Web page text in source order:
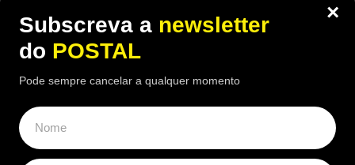
NACIONAL
Milhares sem água: vai haver cortes de
água prolongados em Portugal e há um
concelho com interrupção durante 5
dias
×
Subscreva a newsletter
do POSTAL
Pode sempre cancelar a qualquer momento